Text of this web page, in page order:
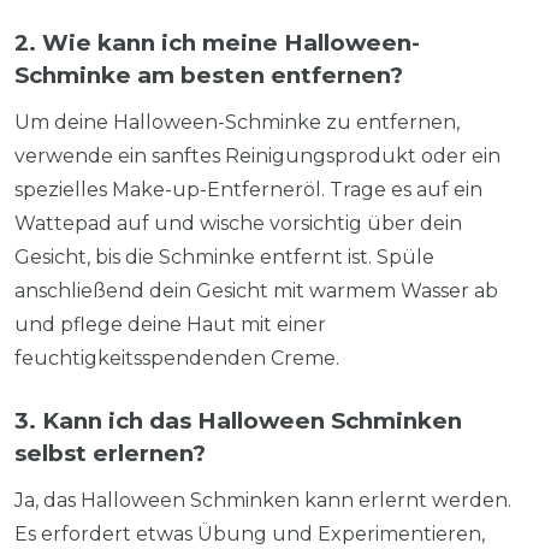
2. Wie kann ich meine Halloween-
Schminke am besten entfernen?
Um deine Halloween-Schminke zu entfernen,
verwende ein sanftes Reinigungsprodukt oder ein
spezielles Make-up-Entferneröl. Trage es auf ein
Wattepad auf und wische vorsichtig über dein
Gesicht, bis die Schminke entfernt ist. Spüle
anschließend dein Gesicht mit warmem Wasser ab
und pflege deine Haut mit einer
feuchtigkeitsspendenden Creme.
3. Kann ich das Halloween Schminken
selbst erlernen?
Ja, das Halloween Schminken kann erlernt werden.
Es erfordert etwas Übung und Experimentieren,